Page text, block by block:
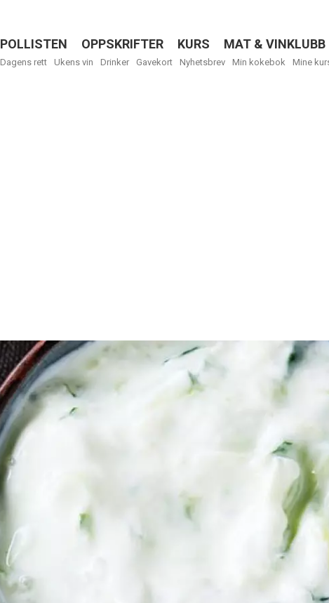
Menu
POLLISTEN OPPSKRIFTER KURS MAT & VINKLUBB
Dagens rett Ukens vin Drinker Gavekort Nyhetsbrev Min kokebok Mine